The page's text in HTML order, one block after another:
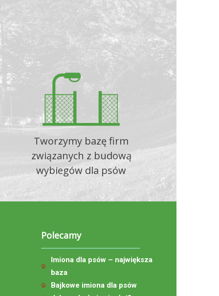
Tworzymy bazę firm
związanych z budową
wybiegów dla psów
Polecamy
Imiona dla psów – największa
baza
Bajkowe imiona dla psów